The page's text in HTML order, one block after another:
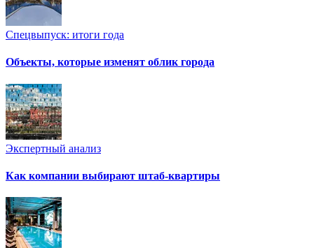
Спецвыпуск: итоги года
Объекты, которые изменят облик города
Экспертный анализ
Как компании выбирают штаб-квартиры